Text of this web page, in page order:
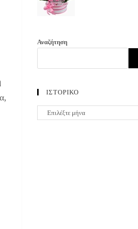
Αναζήτηση
ΙΣΤΟΡΙΚΟ
ΙΣΤΟΡΙΚΟ